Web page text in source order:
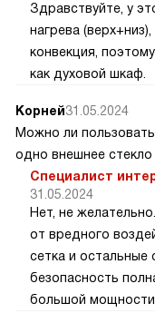
Здравствуйте, у
нагрева
конвекция,
как духовой шкаф.
Корней31.05.2024
Можно ли
одно внешнее
Специалист
31.05.2024
Нет, не
от вредного
сетка и остальные
безопасность
большой